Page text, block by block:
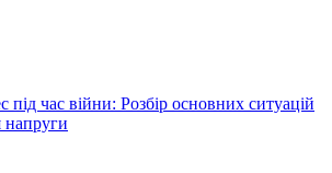
під час війни: Розбір основних ситуацій
напруги